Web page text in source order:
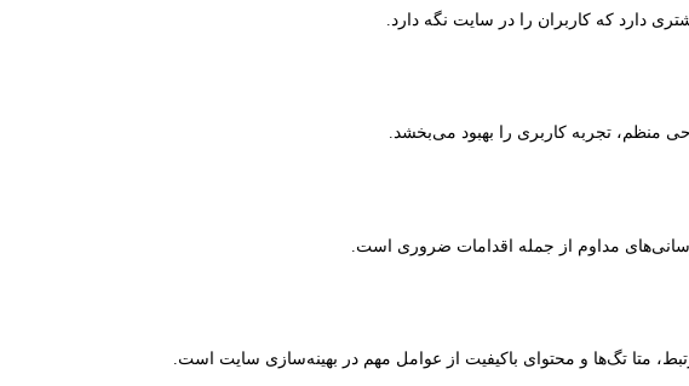
منظم، تجربه کاربری را بهبود می‌بخشد.
متا تگ‌ها و محتوای باکیفیت از عوامل مهم در بهینه‌سازی سایت است.